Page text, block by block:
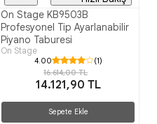
On Stage KB9503B
Profesyonel Tip Ayarlanabilir
Piyano Taburesi
On Stage
4.00
(1)
16.614,00 TL
14.121,90 TL
Sepete Ekle